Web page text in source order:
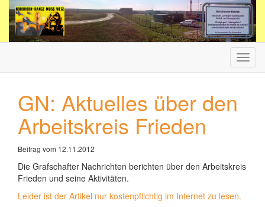
ein-/
GN: Aktuelles über den
Arbeitskreis Frieden
Beitrag vom 12.11.2012
Die Grafschafter Nachrichten berichten über den Arbeitskreis
Frieden und seine Aktivitäten.
Leider ist der Artikel nur kostenpflichtig im Internet zu lesen.